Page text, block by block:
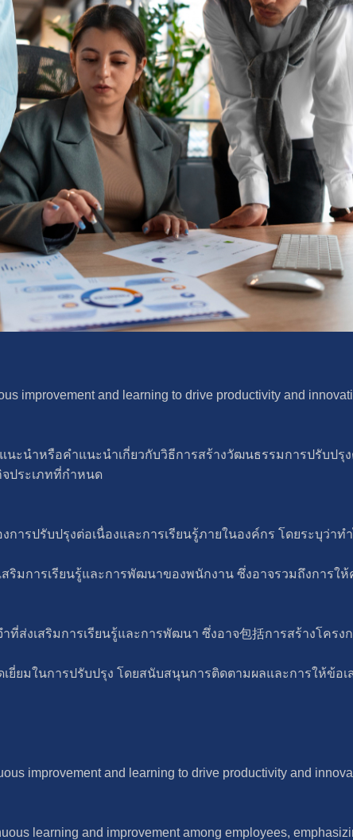
improvement and learning to drive productivity and
ะนำหรือคำแนะนำเกี่ยวกับวิธีการสร้างวัฒนธรรมการปรับปรุง
ประเภทที่กำหนด
ารปรับปรุงต่อเนื่องและการเรียนรู้ภายในองค์กร โดยระบุว่า
ริมการเรียนรู้และการพัฒนาของพนักงาน ซึ่งอาจรวมถึงการ
ที่ส่งเสริมการเรียนรู้และการพัฒนา ซึ่งอาจ包括การสร้างโคร
ยี่ยมในการปรับปรุง โดยสนับสนุนการติดตามผลและการให้ข้อ
improvement and learning to drive productivity and
learning and improvement among employees,